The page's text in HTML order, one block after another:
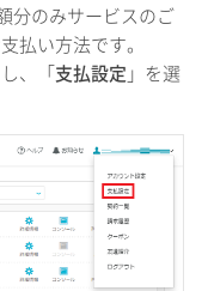
分のみサービスのご
払い方法です。
、「支払設定 」を選